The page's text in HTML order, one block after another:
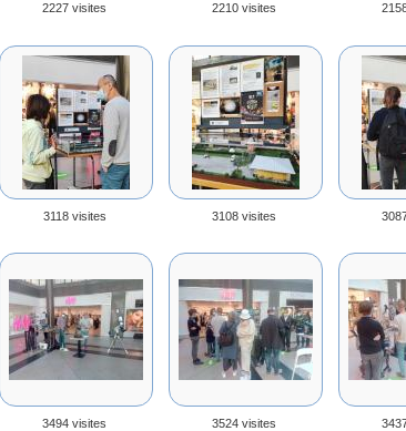
2227 visites 2210 visites
3118 visites 3108 visites
3494 visites 3524 visites